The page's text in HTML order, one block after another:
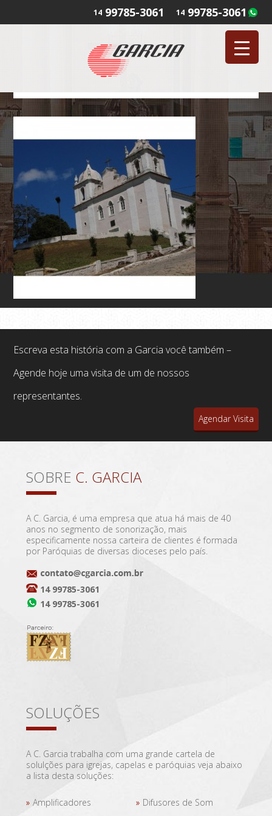
14 99785-3061
14 99785-3061
Escreva esta história com a Garcia você também –
Agende hoje uma visita de um de nossos
representantes.
Agendar Visita
SOBRE C. GARCIA
A C. Garcia, é uma empresa que atua há mais de 40
anos no segmento de sonorização, mais
especificamente nossa carteira de clientes é formada
por Paróquias de diversas dioceses pelo país.
14 99785-3061
14 99785-3061
SOLUÇÕES
A C. Garcia trabalha com uma grande cartela de
solulções para igrejas, capelas e paróquias veja abaixo
a lista desta soluções:
Amplificadores
Difusores de Som